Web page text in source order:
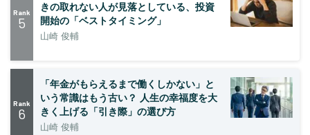
Rank
5
きの取れない人が見落としている、投資
開始の「ベストタイミング」
山崎 俊輔
Rank
6
「年金がもらえるまで働くしかない」と
いう常識はもう古い？ 人生の幸福度を大
きく上げる「引き際」の選び方
山崎 俊輔